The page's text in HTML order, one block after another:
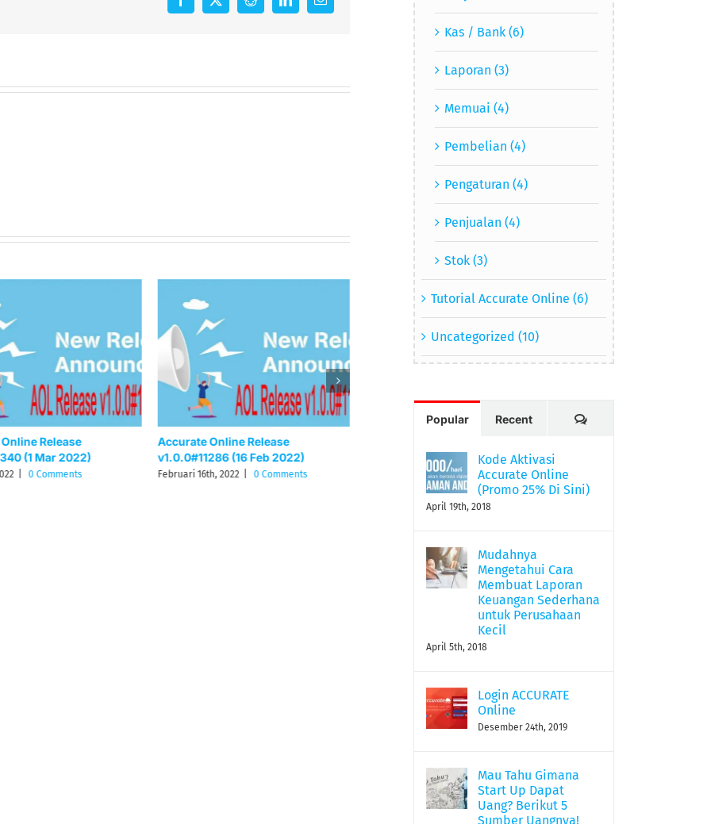
Facebook
X RedditLinkedInEmail
Release
(1 Mar 2022)
0 Comments
Accurate Online Release
v1.0.0#11286 (16 Feb 2022)
Februari 16th, 2022 0 Comments
v1.0.0#10943 (04 Dec 2021)
Desember 4th, 2021 | 0 Comments
Kas / Bank (6)
Laporan (3)
Memuai (4)
Pembelian (4)
Pengaturan (4)
Penjualan (4)
Stok (3)
Tutorial Accurate Online (6)
Uncategorized (10)
Popular Recent Comments
Kode Aktivasi
Accurate Online
(Promo 25% Di Sini)
April 19th, 2018
Mudahnya
Mengetahui Cara
Membuat Laporan
Keuangan Sederhana
untuk Perusahaan
Kecil
April 5th, 2018
Login ACCURATE
Online
Desember 24th, 2019
Mau Tahu Gimana
Start Up Dapat
Uang? Berikut 5
Sumber Uangnya!